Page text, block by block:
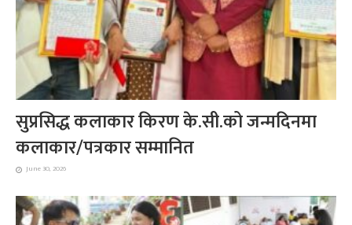
सुप्रसिद्ध कलाकार किरण के.सी.को जन्मदिनमा
कलाकार/पत्रकार सम्मानित
June 30, 2026